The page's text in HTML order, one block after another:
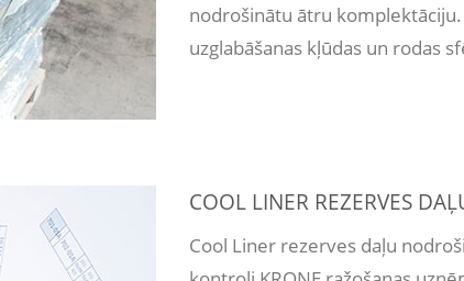
nodrošinātu ātru komplektāciju.
uzglabāšanas kļūdas un rodas
COOL LINER REZERVES
Cool Liner rezerves daļu